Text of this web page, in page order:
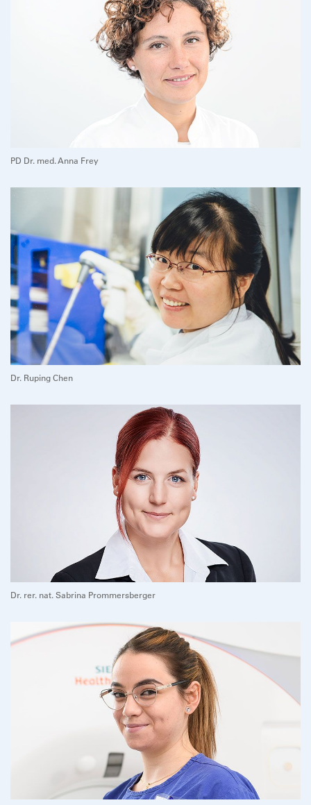
PD Dr. med. Anna Frey
Dr. Ruping Chen
Dr. rer. nat. Sabrina Prommersberger